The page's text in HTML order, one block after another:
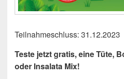
Teilnahmeschluss: 31.12.2023
Teste jetzt gratis, eine Tüte,
oder Insalata Mix!